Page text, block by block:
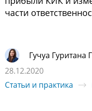
части
Гучуа Гуритана
28.12.2020
Статьи и практика